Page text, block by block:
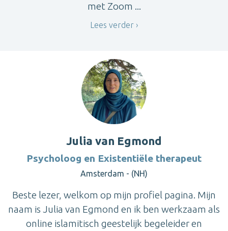
met Zoom ...
Lees verder
Julia van Egmond
Psycholoog en Existentiële therapeut
Amsterdam - (NH)
Beste lezer, welkom op mijn profiel pagina. Mijn
naam is Julia van Egmond en ik ben werkzaam als
online islamitisch geestelijk begeleider en